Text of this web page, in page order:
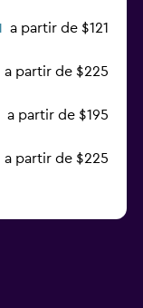
a partir de $121
a partir de $225
a partir de $195
a partir de $225